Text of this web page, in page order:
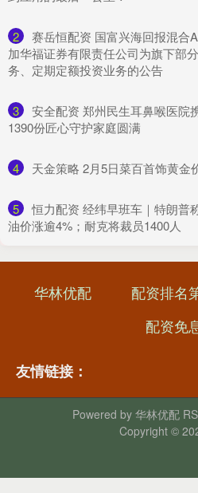
2
赛岳恒配资 国富兴海回报混合
加华福证券有限责任公司为旗下部
务、定期定额投资业务的公告
3
安全配资 郑州民生耳鼻喉医院
1390份匠心守护家庭圆满
4 天金策略 2月5日菜百首饰黄金
5
恒力配资 经纬早班车｜特朗普
油价涨逾4%；耐克将裁员1400人
华林优配 配资排名
配资免
友情链接：
Powered by 华林优配
Copyright ©